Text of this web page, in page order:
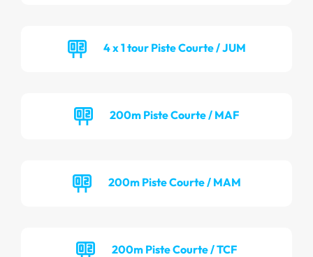
4 x 1 tour Piste Courte / JUM
200m Piste Courte / MAF
200m Piste Courte / MAM
200m Piste Courte / TCF